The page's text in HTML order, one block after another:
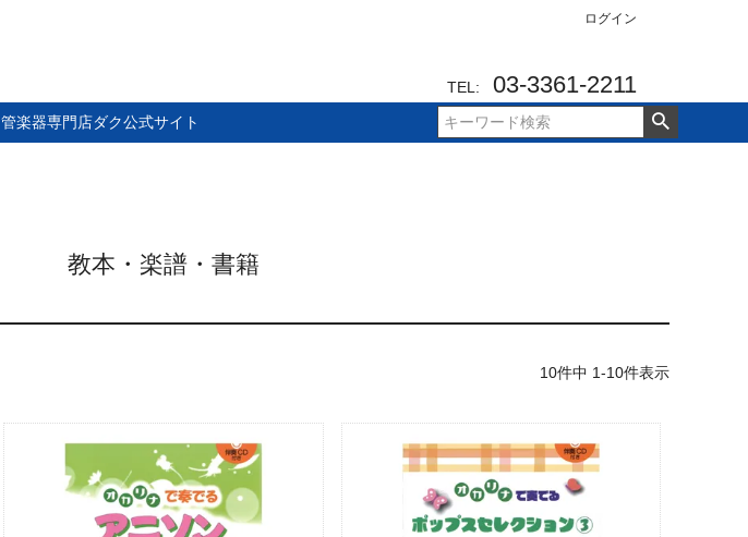
ログイン
TEL: 03-3361-2211
管楽器専門店ダク公式サイト
検索
教本・楽譜・書籍
10件中 1-10件表示